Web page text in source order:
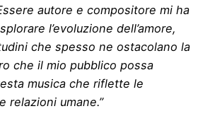
autore e compositore mi ha
l’evoluzione dell’amore,
che spesso ne ostacolano la
che il mio pubblico possa
musica che riflette le
relazioni umane.”